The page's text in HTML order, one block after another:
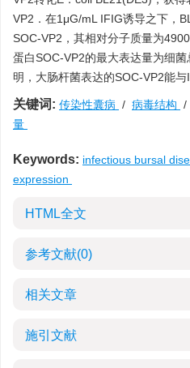
VP2．在1μG/mL IFIG诱导之下，
SOC-VP2，其相对分子质量为
蛋白SOC-VP2的最大表达量为细
明，大肠杆菌表达的SOC-VP2能
关键词: 传染性囊病 / 病毒结构 /
量
Keywords: infectious bursal
expression
HTML全文
参考文献(0)
相关文章
施引文献